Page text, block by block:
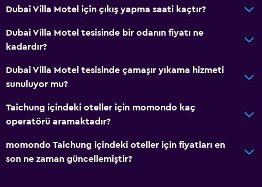
Dubai Villa Motel için çıkış yapma saati kaçtır?
Dubai Villa Motel tesisinde bir odanın fiyatı ne
kadardır?
Dubai Villa Motel tesisinde çamaşır yıkama hizmeti
sunuluyor mu?
Taichung içindeki oteller için momondo kaç
operatörü aramaktadır?
momondo Taichung içindeki oteller için fiyatları en
son ne zaman güncellemiştir?